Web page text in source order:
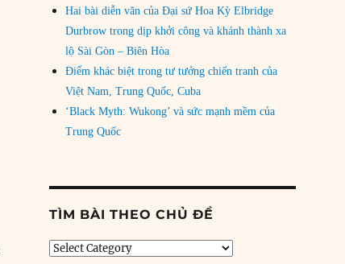
Hai bài diễn văn của Đại sứ Hoa Kỳ Elbridge
Durbrow trong dịp khởi công và khánh thành xa
lộ Sài Gòn – Biên Hòa
Điểm khác biệt trong tư tưởng chiến tranh của
Việt Nam, Trung Quốc, Cuba
‘Black Myth: Wukong’ và sức mạnh mềm của
Trung Quốc
TÌM BÀI THEO CHỦ ĐỀ
Tìm